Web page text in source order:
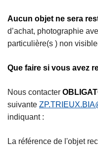
Aucun objet ne sera
d’achat, photographie
particulière(s ) non
Que faire si vous avez
Nous contacter
suivante
indiquant :
La référence de l'objet